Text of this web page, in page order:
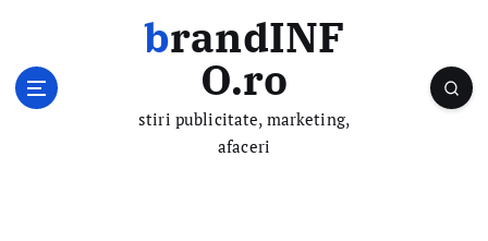
brandINF
O.ro
stiri publicitate, marketing,
afaceri